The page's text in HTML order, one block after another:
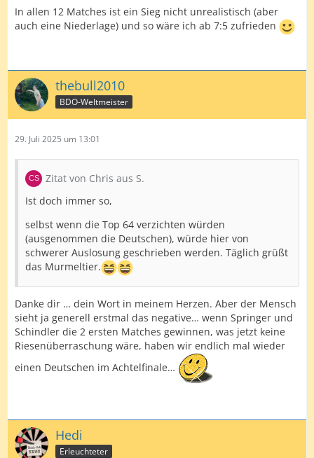
In allen 12 Matches ist ein Sieg nicht unrealistisch (aber
auch eine Niederlage) und so wäre ich ab 7:5 zufrieden
thebull2010
BDO-Weltmeister
29. Juli 2025 um 13:01
Zitat von Chris aus S.
Ist doch immer so,
selbst wenn die Top 64 verzichten würden
(ausgenommen die Deutschen), würde hier von
schwerer Auslosung geschrieben werden. Täglich grüßt
das Murmeltier.
Danke dir … dein Wort in meinem Herzen. Aber der Mensch
sieht ja generell erstmal das negative… wenn Springer und
Schindler die 2 ersten Matches gewinnen, was jetzt keine
Riesenüberraschung wäre, haben wir endlich mal wieder
einen Deutschen im Achtelfinale…
Hedi
Erleuchteter